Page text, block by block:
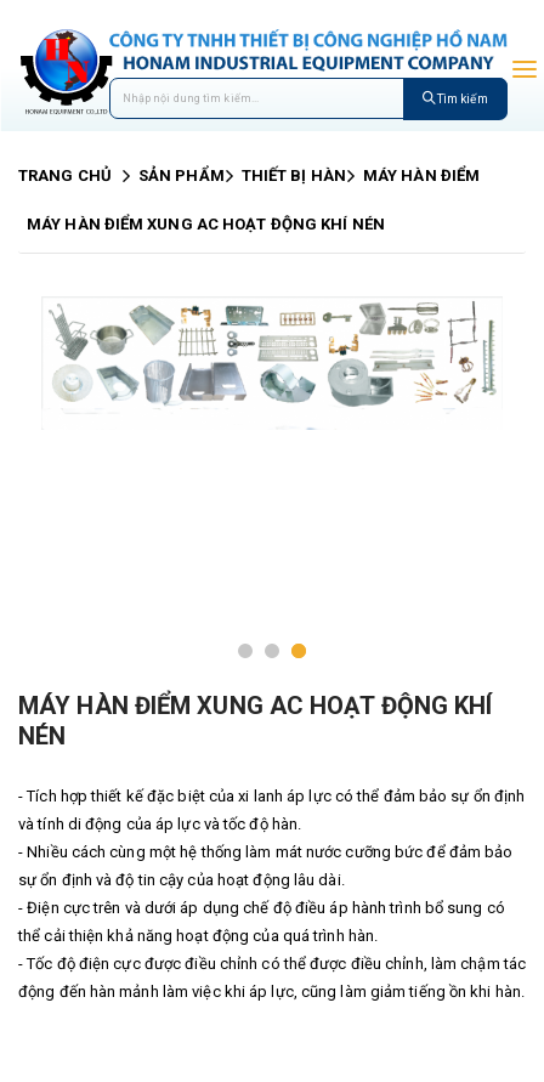
Tìm kiếm
TRANG CHỦ SẢN PHẨM THIẾT BỊ HÀN MÁY HÀN ĐIỂM
MÁY HÀN ĐIỂM XUNG AC HOẠT ĐỘNG KHÍ NÉN
MÁY HÀN ĐIỂM XUNG AC HOẠT ĐỘNG KHÍ
NÉN
- Tích hợp thiết kế đặc biệt của xi lanh áp lực có thể đảm bảo sự ổn định
và tính di động của áp lực và tốc độ hàn.
- Nhiều cách cùng một hệ thống làm mát nước cưỡng bức để đảm bảo
sự ổn định và độ tin cậy của hoạt động lâu dài.
- Điện cực trên và dưới áp dụng chế độ điều áp hành trình bổ sung có
thể cải thiện khả năng hoạt động của quá trình hàn.
- Tốc độ điện cực được điều chỉnh có thể được điều chỉnh, làm chậm tác
động đến hàn mảnh làm việc khi áp lực, cũng làm giảm tiếng ồn khi hàn.